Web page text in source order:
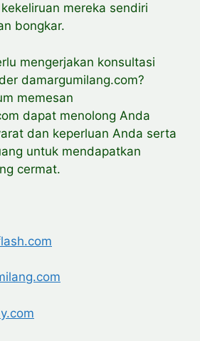
mereka sendiri
bongkar.
mengerjakan konsultasi
damargumilang.com?
memesan
dapat menolong Anda
dan keperluan Anda serta
untuk mendapatkan
cermat.